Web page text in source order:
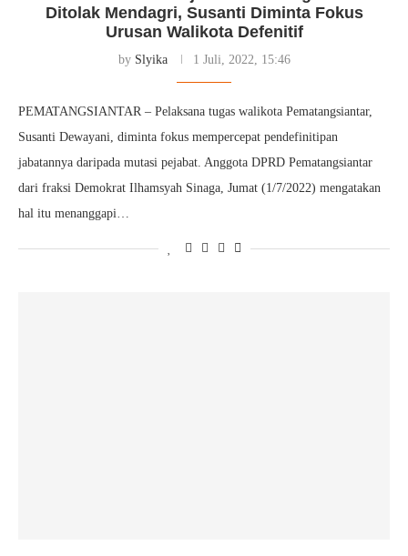
Ditolak Mendagri, Susanti Diminta Fokus
Urusan Walikota Defenitif
by Slyika 1 Juli, 2022, 15:46
PEMATANGSIANTAR – Pelaksana tugas walikota Pematangsiantar,
Susanti Dewayani, diminta fokus mempercepat pendefinitipan
jabatannya daripada mutasi pejabat. Anggota DPRD Pematangsiantar
dari fraksi Demokrat Ilhamsyah Sinaga, Jumat (1/7/2022) mengatakan
hal itu menanggapi…